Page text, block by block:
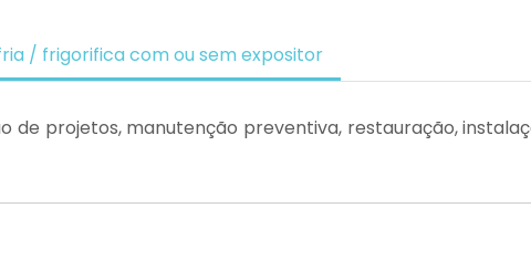
/ frigorifica com ou sem expositor
de projetos, manutenção preventiva, restauração,